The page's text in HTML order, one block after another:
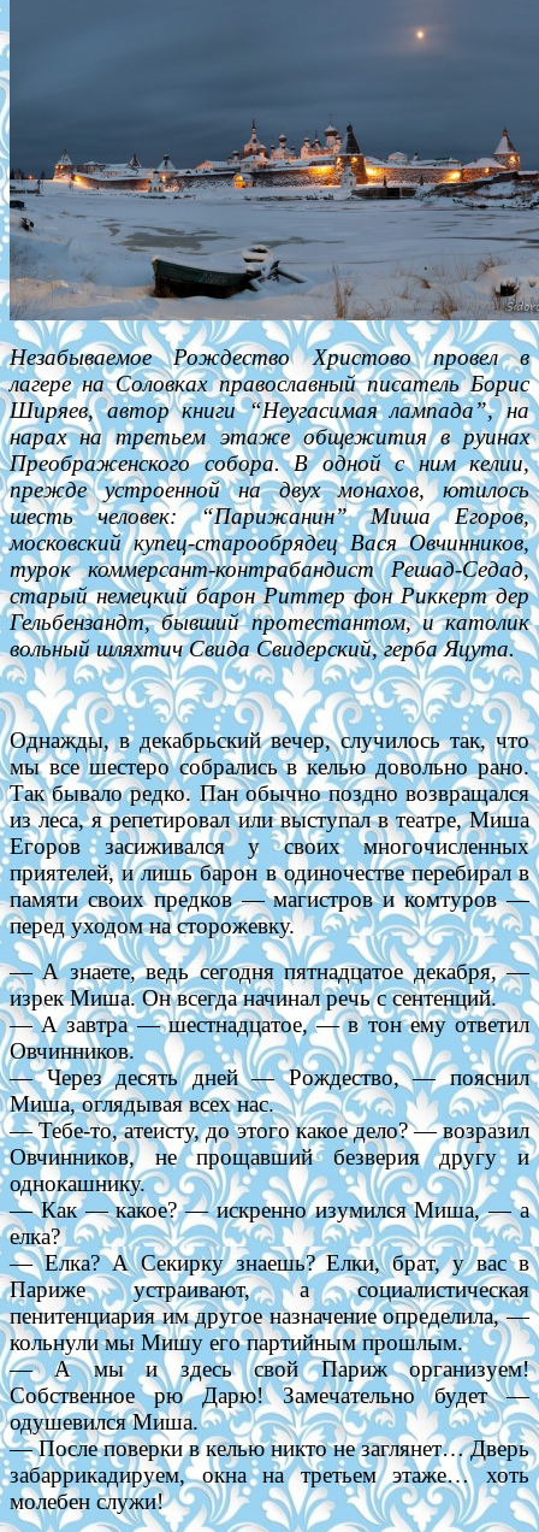
Незабываемое Рождество Христово провел в
лагере на Соловках православный писатель Борис
Ширяев, автор книги “Неугасимая лампада”, на
нарах на третьем этаже общежития в руинах
Преображенского собора. В одной с ним келии,
прежде устроенной на двух монахов, ютилось
шесть человек: “Парижанин” Миша Егоров,
московский купец-старообрядец Вася Овчинников,
турок коммерсант-контрабандист Решад-Седад,
старый немецкий барон Риттер фон Риккерт дер
Гельбензандт, бывший протестантом, и католик
вольный шляхтич Свида Свидерский, герба Яцута.
Однажды, в декабрьский вечер, случилось так, что
мы все шестеро собрались в келью довольно рано.
Так бывало редко. Пан обычно поздно возвращался
из леса, я репетировал или выступал в театре, Миша
Егоров засиживался у своих многочисленных
приятелей, и лишь барон в одиночестве перебирал в
памяти своих предков — магистров и комтуров —
перед уходом на сторожевку.
— А знаете, ведь сегодня пятнадцатое декабря, —
изрек Миша. Он всегда начинал речь с сентенций.
— А завтра — шестнадцатое, — в тон ему ответил
Овчинников.
— Через десять дней — Рождество, — пояснил
Миша, оглядывая всех нас.
— Тебе-то, атеисту, до этого какое дело? — возразил
Овчинников, не прощавший безверия другу и
однокашнику.
— Как — какое? — искренно изумился Миша, — а
елка?
— Елка? А Секирку знаешь? Елки, брат, у вас в
Париже устраивают, а социалистическая
пенитенциария им другое назначение определила, —
кольнули мы Мишу его партийным прошлым.
— А мы и здесь свой Париж организуем!
Собственное рю Дарю! Замечательно будет —
одушевился Миша.
— После поверки в келью никто не заглянет… Дверь
забаррикадируем, окна на третьем этаже… хоть
молебен служи!